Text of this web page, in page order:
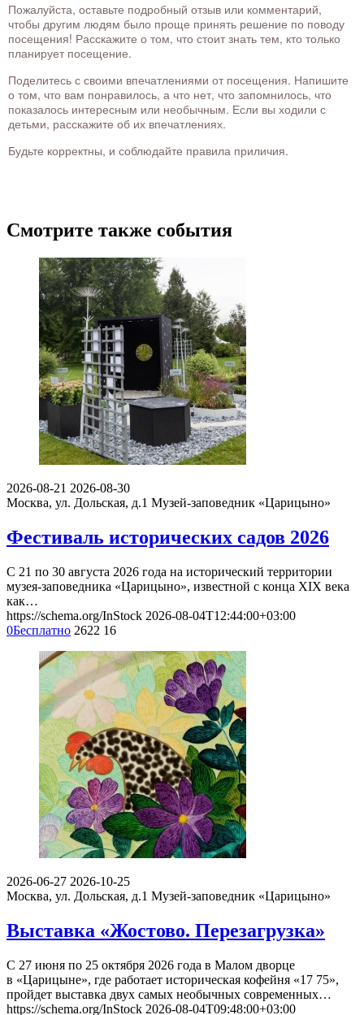
Пожалуйста, оставьте подробный отзыв или комментарий,
чтобы другим людям было проще принять решение по поводу
посещения! Расскажите о том, что стоит знать тем, кто только
планирует посещение.
Поделитесь с своими впечатлениями от посещения. Напишите
о том, что вам понравилось, а что нет, что запомнилось, что
показалось интересным или необычным. Если вы ходили с
детьми, расскажите об их впечатлениях.
Будьте корректны, и соблюдайте правила приличия.
Смотрите также события
2026-08-21 2026-08-30
Москва, ул. Дольская, д.1 Музей-заповедник «Царицыно»
Фестиваль исторических садов 2026
С 21 по 30 августа 2026 года на исторический территории
музея-заповедника «Царицыно», известной с конца XIX века
как…
https://schema.org/InStock 2026-08-04T12:44:00+03:00
0Бесплатно 2622 16
2026-06-27 2026-10-25
Москва, ул. Дольская, д.1 Музей-заповедник «Царицыно»
Выставка «Жостово. Перезагрузка»
С 27 июня по 25 октября 2026 года в Малом дворце
в «Царицыне», где работает историческая кофейня «17 75»,
пройдет выставка двух самых необычных современных…
https://schema.org/InStock 2026-08-04T09:48:00+03:00